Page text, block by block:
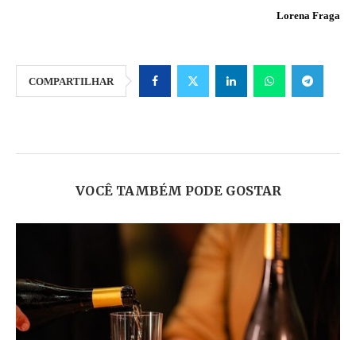
Lorena Fraga
COMPARTILHAR
VOCÊ TAMBÉM PODE GOSTAR